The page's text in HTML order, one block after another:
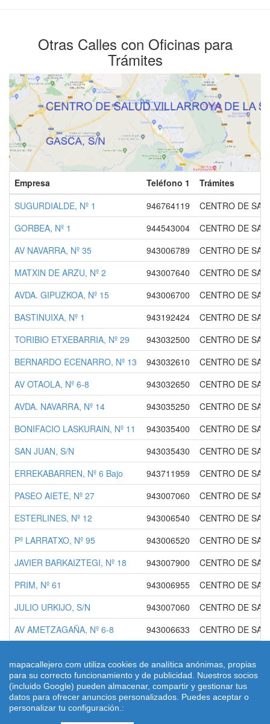
Otras Calles con Oficinas para
Trámites
Empresa Teléfono 1
Trámites
SUGURDIALDE, Nº 1
946764119
CENTRO DE
GORBEA, Nº 1
944543004
CENTRO DE
AV NAVARRA, Nº 35
943006789
CENTRO DE
MATXIN DE ARZU, Nº 2
943007640
CENTRO DE
AVDA. GIPUZKOA, Nº 15
943006700
CENTRO DE
BASTINUIXA, Nº 1
943192424
CENTRO DE
TORIBIO ETXEBARRIA, Nº 29
943032500
CENTRO DE
BERNARDO ECENARRO, Nº 13
943032610
CENTRO DE
AV OTAOLA, Nº 6-8
943032650
CENTRO DE
AVDA. NAVARRA, Nº 14
943035250
CENTRO DE
BONIFACIO LASKURAIN, Nº 11
943035400
CENTRO DE
SAN JUAN, S/N
943035430
CENTRO DE
ERREKABARREN, Nº 6 Bajo
943711959
CENTRO DE
PASEO AIETE, Nº 27
943007060
CENTRO DE
ESTERLINES, Nº 12
943006540
CENTRO DE
Pº LARRATXO, Nº 95
943006520
CENTRO DE
JAVIER BARKAIZTEGI, Nº 18
943007900
CENTRO DE
PRIM, Nº 61
943006955
CENTRO DE
JULIO URKIJO, S/N
943007060
CENTRO DE
AV AMETZAGAÑA, Nº 6-8
943006633 CENTRO DE
© 2026 mapacallejero.com. Mapas Ciudades del mundo.
|Aviso Legal|Cookies|Condiciones de Uso
| Contacto:
mapacallejero.com utiliza cookies de analítica anónimas, propias
para su correcto funcionamiento y de publicidad. Nuestros socios
(incluido Google) pueden almacenar, compartir y gestionar tus
datos para ofrecer anuncios personalizados. Puedes aceptar o
personalizar tu configuración.: